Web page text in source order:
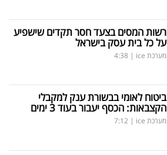
רשות המסים בצעד חסר תקדים שישפיע
על כל בית עסק בישראל
מערכת ice |
4:38
ביטוח לאומי בבשורת ענק למקבלי
הקצבאות: הכסף יעבור בעוד 3 ימים
מערכת ice |
7:12